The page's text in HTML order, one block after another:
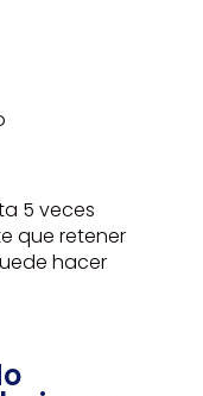
5 veces
que retener
hacer